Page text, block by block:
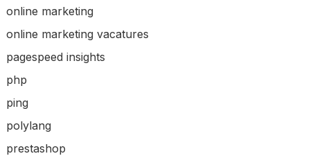
online marketing
online marketing vacatures
pagespeed insights
php
ping
polylang
prestashop